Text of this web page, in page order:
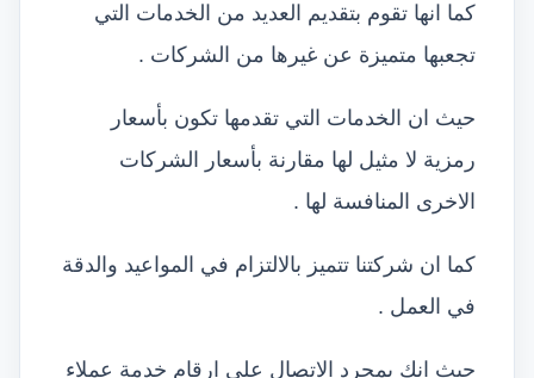
كما انها تقوم بتقديم العديد من الخدمات التي
تجعبها متميزة عن غيرها من الشركات .
حيث ان الخدمات التي تقدمها تكون بأسعار
رمزية لا مثيل لها مقارنة بأسعار الشركات
الاخرى المنافسة لها .
كما ان شركتنا تتميز بالالتزام في المواعيد والدقة
في العمل .
حيث انك بمجرد الاتصال على ارقام خدمة عملاء